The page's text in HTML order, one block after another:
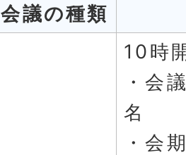
会議の種類
10時
・会
名
・会